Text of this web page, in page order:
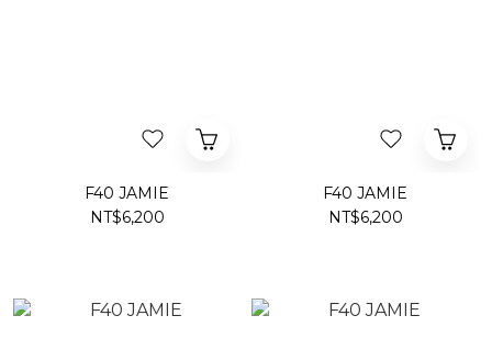
F40 JAMIE
NT$6,200
F40 JAMIE
NT$6,200